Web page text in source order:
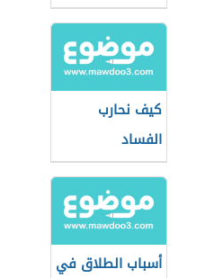
كيف نحارب
الفساد
أسباب الطلاق في